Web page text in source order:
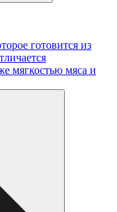
готовится из
мягкостью мяса и